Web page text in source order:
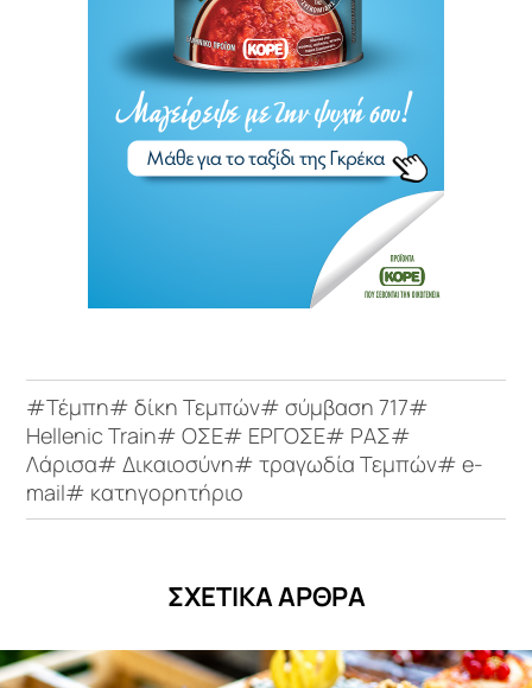
#Τέμπη# δίκη Τεμπών# σύμβαση 717#
Hellenic Train# ΟΣΕ# ΕΡΓΟΣΕ# ΡΑΣ#
Λάρισα# Δικαιοσύνη# τραγωδία Τεμπών# e-
mail# κατηγορητήριο
ΣΧΕΤΙΚΑ ΑΡΘΡΑ